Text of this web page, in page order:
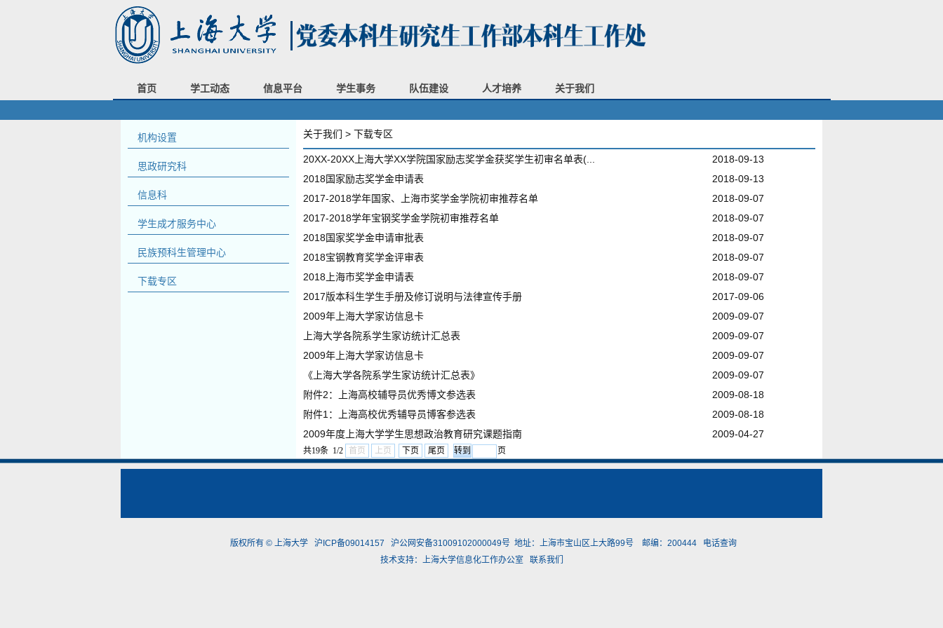
首页 学工动态 信息平台 学生事务 队伍建设 人才培养 关于我们
机构设置
思政研究科
信息科
学生成才服务中心
民族预科生管理中心
下载专区
关于我们 > 下载专区
20XX-20XX上海大学XX学院国家励志奖学金获奖学生初审名单表(...
2018-09-13
2018国家励志奖学金申请表
2018-09-13
2017-2018学年国家、上海市奖学金学院初审推荐名单
2018-09-07
2017-2018学年宝钢奖学金学院初审推荐名单
2018-09-07
2018国家奖学金申请审批表
2018-09-07
2018宝钢教育奖学金评审表
2018-09-07
2018上海市奖学金申请表
2018-09-07
2017版本科生学生手册及修订说明与法律宣传手册
2017-09-06
2009年上海大学家访信息卡
2009-09-07
上海大学各院系学生家访统计汇总表
2009-09-07
2009年上海大学家访信息卡
2009-09-07
《上海大学各院系学生家访统计汇总表》
2009-09-07
附件2：上海高校辅导员优秀博文参选表
2009-08-18
附件1：上海高校优秀辅导员博客参选表
2009-08-18
2009年度上海大学学生思想政治教育研究课题指南
2009-04-27
共19条 1/2 首页 上页 下页 尾页 页
版权所有 © 上海大学 沪ICP备09014157 沪公网安备31009102000049号 地址：上海市宝山区上大路99号 邮编：200444 电话查询
技术支持： 上海大学信息化工作办公室 联系我们